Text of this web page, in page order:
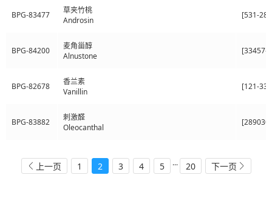
BPG-83477
草夹竹桃
Androsin
[531-
BPG-84200
麦角甾醇
Alnustone
[33457-
BPG-82678
香兰素
Vanillin
[121-
BPG-83882
刺激醛
Oleocanthal
上一页 1 2 3 4 5 ... 20 下一页